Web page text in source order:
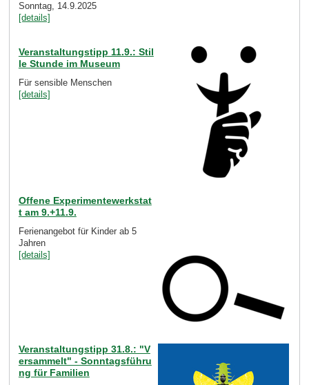
Sonntag, 14.9.2025
[details]
Veranstaltungstipp 11.9.: Stil
le Stunde im Museum
Für sensible Menschen
[details]
Offene Experimentewerkstat
t am 9.+11.9.
Ferienangebot für Kinder ab 5
Jahren
[details]
Veranstaltungstipp 31.8.: "V
ersammelt" - Sonntagsführu
ng für Familien